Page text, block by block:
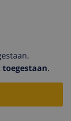
toegestaan.